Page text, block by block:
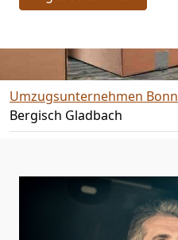
Umzugsunternehmen Bonn
Bergisch Gladbach